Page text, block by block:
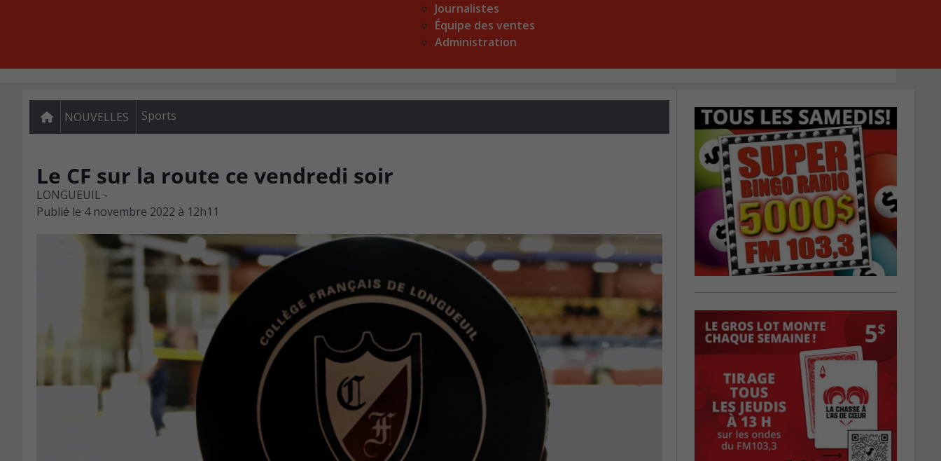
Journalistes
Équipe des ventes
Administration
NOUVELLES Sports
Le CF sur la route ce vendredi soir
LONGUEUIL -
Publié le 4 novembre 2022 à 12h11